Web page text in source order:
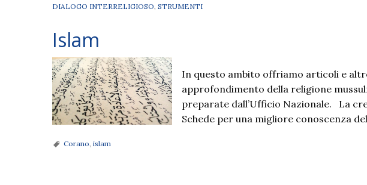
dell’Islam
DIALOGO INTERRELIGIOSO, STRUMENTI
Islam
In questo ambito offriamo articoli e
approfondimento della religione
preparate dall’Ufficio Nazionale. La
Schede per una migliore conoscenza
Corano islam